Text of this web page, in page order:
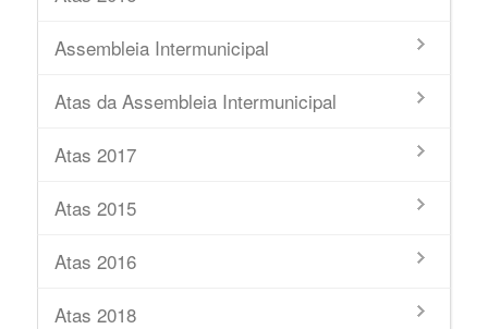
Assembleia Intermunicipal
Atas da Assembleia Intermunicipal
Atas 2017
Atas 2015
Atas 2016
Atas 2018